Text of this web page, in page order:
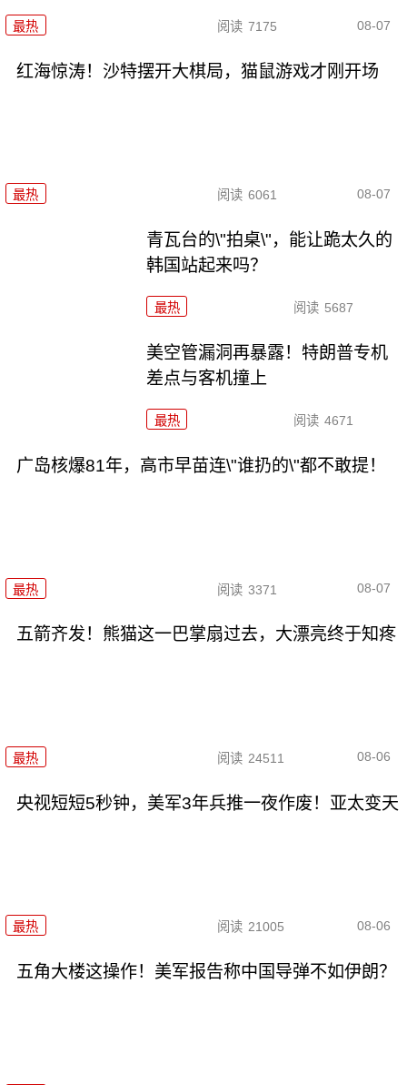
最热 阅读 7175 08-07
红海惊涛！沙特摆开大棋局，猫鼠游戏才刚开场
最热 阅读 6061 08-07
青瓦台的\"拍桌\"，能让跪太久的
韩国站起来吗？
最热 阅读 5687
美空管漏洞再暴露！特朗普专机
差点与客机撞上
最热 阅读 4671
广岛核爆81年，高市早苗连\"谁扔的\"都不敢提！
最热 阅读 3371 08-07
五箭齐发！熊猫这一巴掌扇过去，大漂亮终于知疼
最热 阅读 24511 08-06
央视短短5秒钟，美军3年兵推一夜作废！亚太变天
最热 阅读 21005 08-06
五角大楼这操作！美军报告称中国导弹不如伊朗？